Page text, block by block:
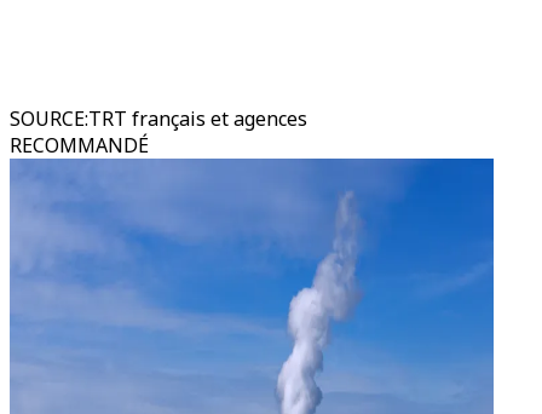
SOURCE:TRT français et agences
RECOMMANDÉ